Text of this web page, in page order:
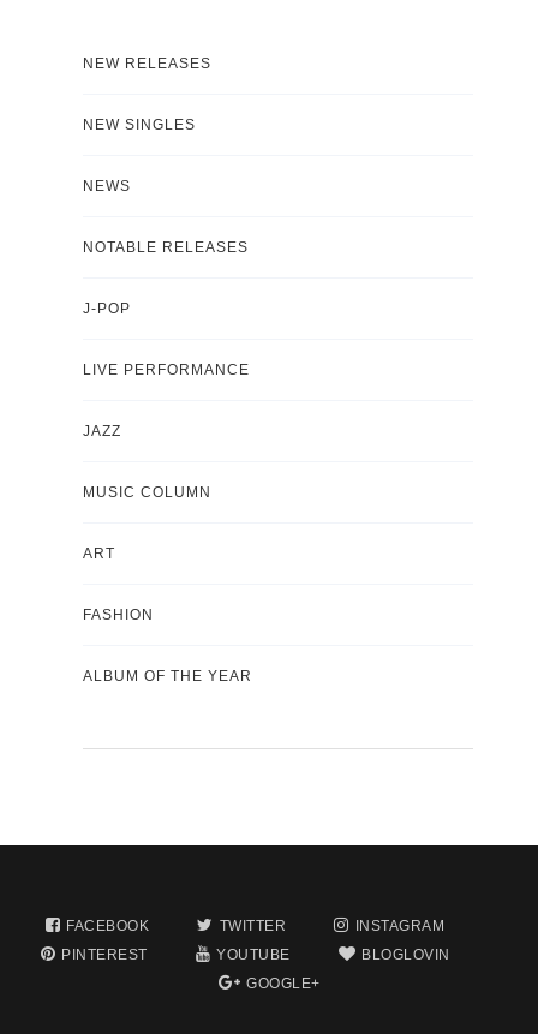
NEW RELEASES
NEW SINGLES
NEWS
NOTABLE RELEASES
J-POP
LIVE PERFORMANCE
JAZZ
MUSIC COLUMN
ART
FASHION
ALBUM OF THE YEAR
FACEBOOK TWITTER
INSTAGRAM
PINTEREST
YOUTUBE
BLOGLOVIN
GOOGLE+